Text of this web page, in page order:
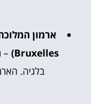
Bruxelles)
–
בלגיה.